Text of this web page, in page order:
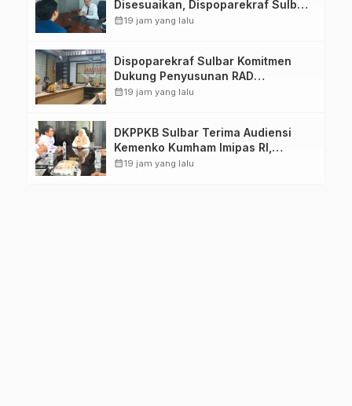
Disesuaikan, Dispoparekraf Sulbar
Pastikan Persiapan Tetap
calendar_month19 jam yang lalu
Dispoparekraf Sulbar Komitmen
Dukung Penyusunan RAD
TPB/SDGs Sulawesi Barat
calendar_month19 jam yang lalu
DKPPKB Sulbar Terima Audiensi
Kemenko Kumham Imipas RI,
Perkuat Pelayanan Kesehatan bagi
calendar_month19 jam yang lalu